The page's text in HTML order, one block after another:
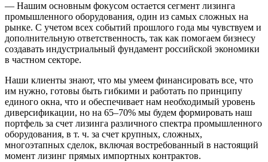
— Нашим основным фокусом остается сегмент лизинга
промышленного оборудования, один из самых сложных на
рынке. С учетом всех событий прошлого года мы чувствуем и
дополнительную ответственность, так как помогаем бизнесу
создавать индустриальный фундамент российской экономики
в частном секторе.
Наши клиенты знают, что мы умеем финансировать все, что
им нужно, готовы быть гибкими и работать по принципу
единого окна, что и обеспечивает нам необходимый уровень
диверсификации, но на 65–70% мы будем формировать наш
портфель за счет лизинга различного спектра промышленного
оборудования, в т. ч. за счет крупных, сложных,
многоэтапных сделок, включая востребованный в настоящий
момент лизинг прямых импортных контрактов.